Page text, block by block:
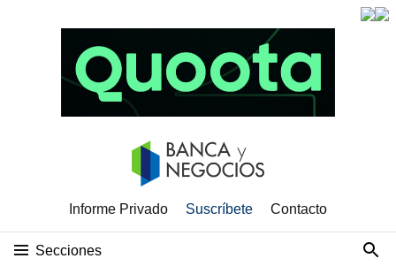
Informe Privado Suscríbete Contacto
Secciones